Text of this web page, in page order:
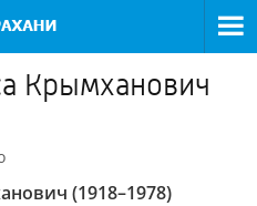
Крымханович
(1918–1978)